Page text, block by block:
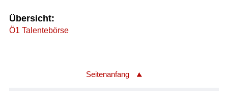
Übersicht:
Ö1 Talentebörse
Seitenanfang